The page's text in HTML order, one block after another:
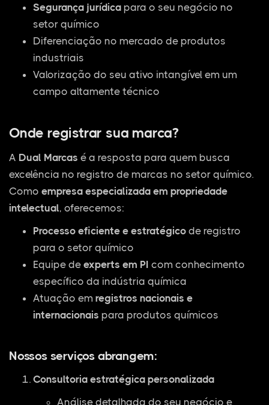
Segurança jurídica para o seu negócio no
setor químico
Diferenciação no mercado de produtos
industriais
Valorização do seu ativo intangível em um
campo altamente técnico
Onde registrar sua marca?
A Dual Marcas é a resposta para quem busca
excelência no registro de marcas no setor químico.
Como empresa especializada em propriedade
intelectual, oferecemos:
Processo eficiente e estratégico de registro
para o setor químico
Equipe de experts em PI com conhecimento
específico da indústria química
Atuação em registros nacionais e
internacionais para produtos químicos
Nossos serviços abrangem:
Consultoria estratégica personalizada
Análise detalhada do seu negócio e